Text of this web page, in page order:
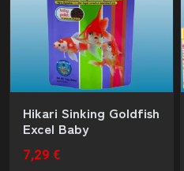
Hikari Sinking Goldfish
Excel Baby
7,29 €